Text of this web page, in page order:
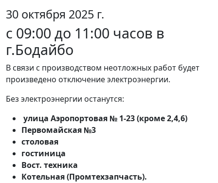
30 октября 2025 г.
с 09:00 до 11:00 часов в
г.Бодайбо
В связи с производством неотложных работ будет
произведено отключение электроэнергии.
Без электроэнергии останутся:
улица Аэропортовая № 1-23 (кроме 2,4,6)
Первомайская №3
столовая
гостиница
Вост. техника
Котельная (Промтехзапчасть).